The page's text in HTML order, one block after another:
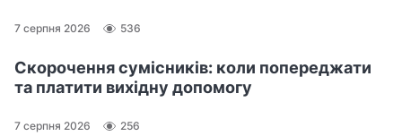
7 серпня 2026 536
Скорочення сумісників: коли попереджати
та платити вихідну допомогу
7 серпня 2026 256